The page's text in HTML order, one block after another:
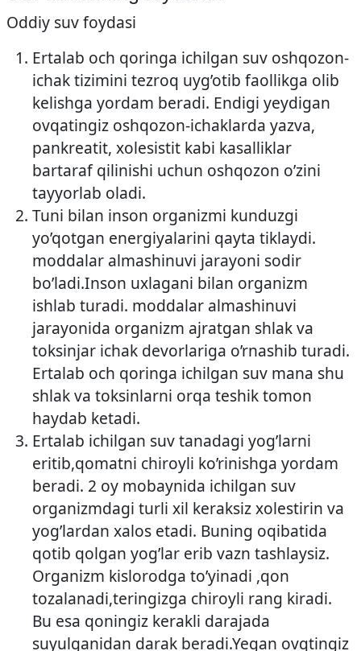
Oddiy suv foydasi
Ertalab och qoringa ichilgan suv oshqozon-
ichak tizimini tezroq uyg’otib faollikga olib
kelishga yordam beradi. Endigi yeydigan
ovqatingiz oshqozon-ichaklarda yazva,
pankreatit, xolesistit kabi kasalliklar
bartaraf qilinishi uchun oshqozon o’zini
tayyorlab oladi.
Tuni bilan inson organizmi kunduzgi
yo’qotgan energiyalarini qayta tiklaydi.
moddalar almashinuvi jarayoni sodir
bo’ladi.Inson uxlagani bilan organizm
ishlab turadi. moddalar almashinuvi
jarayonida organizm ajratgan shlak va
toksinjar ichak devorlariga o’rnashib turadi.
Ertalab och qoringa ichilgan suv mana shu
shlak va toksinlarni orqa teshik tomon
haydab ketadi.
Ertalab ichilgan suv tanadagi yog’larni
eritib,qomatni chiroyli ko’rinishga yordam
beradi. 2 oy mobaynida ichilgan suv
organizmdagi turli xil keraksiz xolestirin va
yog’lardan xalos etadi. Buning oqibatida
qotib qolgan yog’lar erib vazn tashlaysiz.
Organizm kislorodga to’yinadi ,qon
tozalanadi,teringizga chiroyli rang kiradi.
Bu esa qoningiz kerakli darajada
suyulganidan darak beradi.Yegan ovqtingiz